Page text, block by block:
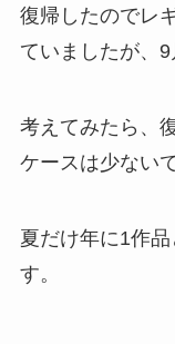
復帰したのでレ
ていましたが、9
考えてみたら、
ケースは少ない
夏だけ年に1作
す。